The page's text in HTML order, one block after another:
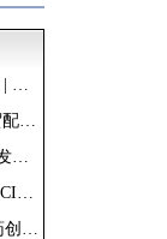
analytica China 2026 组团开启 | 福利加码， 5人即成团！
慕尼黑分析生化中国展「商贸配对」重磅升级，帮您精准锁定心仪展商！
【倒计时8周】BioCon2026首发议程公布，200+讲者/3000+行业精英，9月上海已就位！
汇聚 800+ 医药产业领袖，CPCIC 医药商业化创新大会聚焦营销、供应链、支付健康险三大赛道
BIFT China 2026中国生物医药创新与前沿技术峰会，12月聚焦上海！共探抗体及ADC药物研发突破与工艺创新！